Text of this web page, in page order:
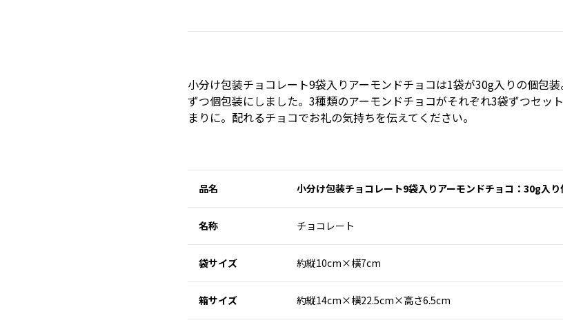
小分け包装チョコレート9袋入りアーモンドチョコは1袋が30g入りの個包装
ずつ個包装にしました。3種類のアーモンドチョコがそれぞれ3袋ずつセッ
まりに。配れるチョコでお礼の気持ちを伝えてください。
品名 小分け包装チョコレート9袋入りアーモンドチョコ：30g入
名称 チョコレート
袋サイズ 約縦10cm×横7cm
箱サイズ 約縦14cm×横22.5cm×高さ6.5cm